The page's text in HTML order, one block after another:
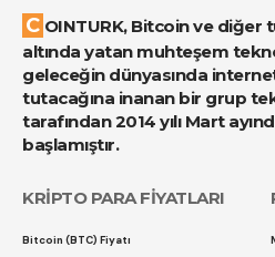
COINTURK, Bitcoin ve diğer tüm kripto paraların
altında yatan muhteşem
geleceğin dünyasında
tutacağına inanan bir grup
tarafından 2014 yılı Mart
başlamıştır.
KRİPTO PARA FİYATLARI
Bitcoin (BTC) Fiyatı